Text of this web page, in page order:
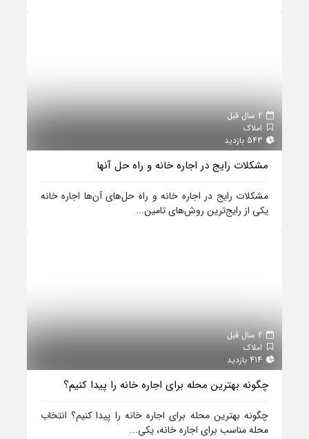
املاک
مشکلات رایج در اجاره خانه و راه حل آنها
مشکلات رایج در اجاره خانه و راه حل‌های آن‌ها اجاره خانه
یکی از رایج‌ترین روش‌های تامین...
املاک
چگونه بهترین محله برای اجاره خانه را پیدا کنیم؟
چگونه بهترین محله برای اجاره خانه را پیدا کنیم؟ انتخاب
محله مناسب برای اجاره خانه، یکی...